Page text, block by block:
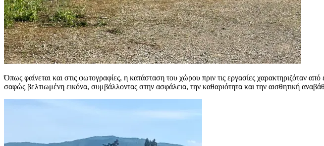
Όπως φαίνεται και στις φωτογραφίες, η κατάσταση του χώρου πριν τις εργασίες
σαφώς βελτιωμένη εικόνα, συμβάλλοντας στην ασφάλεια, την καθαριότητα και την αισθητική